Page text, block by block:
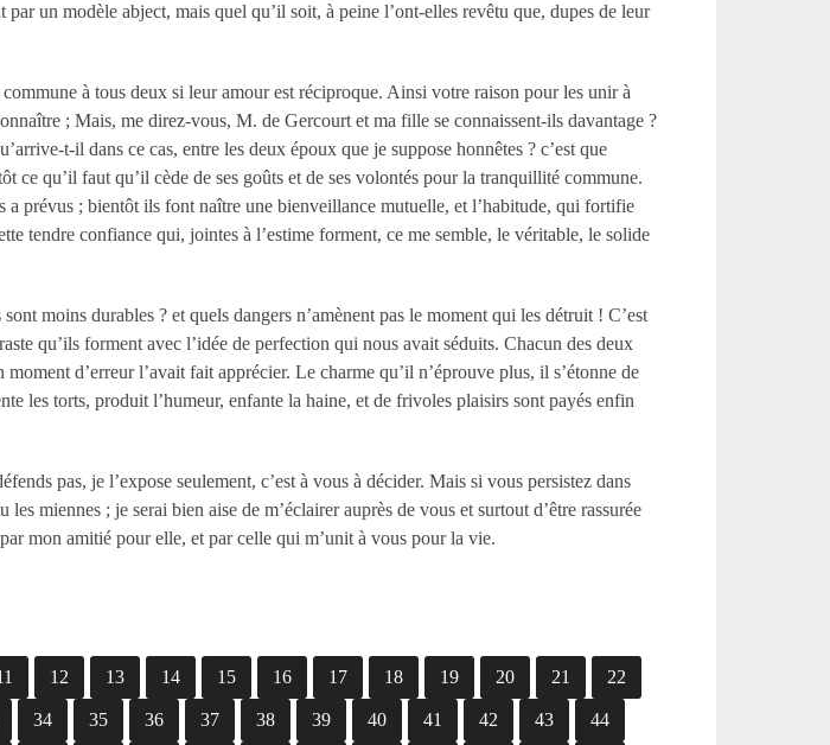
un modèle abject, mais quel qu’il soit, à peine l’ont-elles revêtu que, dupes de leur
à tous deux si leur amour est réciproque. Ainsi votre raison pour les unir à
; Mais, me direz-vous, M. de Gercourt et ma fille se connaissent-ils davantage ?
t-il dans ce cas, entre les deux époux que je suppose honnêtes ? c’est que
ce qu’il faut qu’il cède de ses goûts et de ses volontés pour la tranquillité commune.
a prévus ; bientôt ils font naître une bienveillance mutuelle, et l’habitude, qui fortifie
tendre confiance qui, jointes à l’estime forment, ce me semble, le véritable, le solide
moins durables ? et quels dangers n’amènent pas le moment qui les détruit ! C’est
qu’ils forment avec l’idée de perfection qui nous avait séduits. Chacun des deux
d’erreur l’avait fait apprécier. Le charme qu’il n’éprouve plus, il s’étonne de
les torts, produit l’humeur, enfante la haine, et de frivoles plaisirs sont payés enfin
pas, je l’expose seulement, c’est à vous à décider. Mais si vous persistez dans
miennes ; je serai bien aise de m’éclairer auprès de vous et surtout d’être rassurée
mon amitié pour elle, et par celle qui m’unit à vous pour la vie.
12 13 14 15 16 17 18 19 20 21 22
34 35 36 37 38 39 40 41 42 43 44